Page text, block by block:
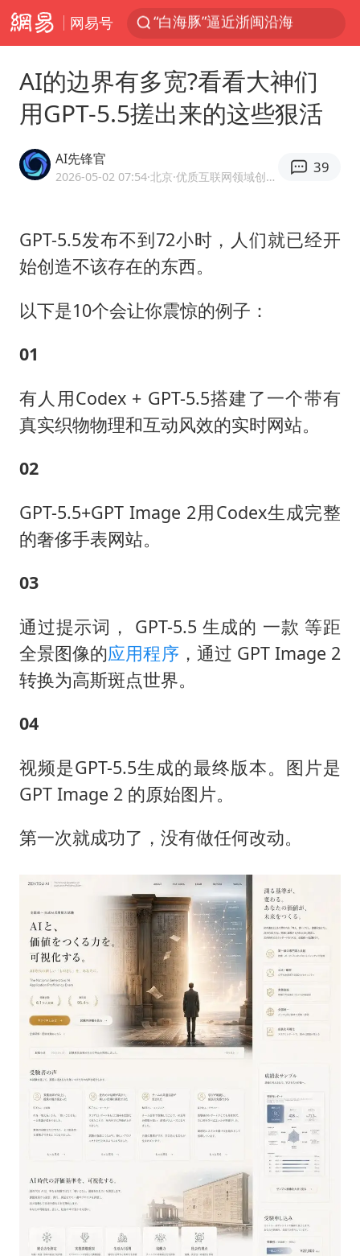
网易号
方桃子代言广告视频已下架
拜登癌症已扩散
情侣在平潭拍日出时坠崖致一死一伤
央视主播迎来两个新面孔
吴宜泽回应晋级中国赛16强
车企回归实体按键
中国代表队首次参加国际核科学奥赛 获一金三银
AI的边界有多宽?看看大神们
用GPT-5.5搓出来的这些狠活
AI先锋官
2026-05-02 07:54·北京 ·优质互联网领域创作者
39
GPT-5.5发布不到72小时，人们就已经开
始创造不该存在的东西。
以下是10个会让你震惊的例子：
01
有人用Codex + GPT-5.5搭建了一个带有
真实织物物理和互动风效的实时网站。
02
GPT-5.5+GPT Image 2用Codex生成完整
的奢侈手表网站。
03
通过提示词， GPT-5.5 生成的 一款 等距
全景图像的应用程序 ，通过 GPT Image 2
转换为高斯斑点世界。
04
视频是GPT-5.5生成的最终版本。图片是
GPT Image 2 的原始图片。
第一次就成功了，没有做任何改动。